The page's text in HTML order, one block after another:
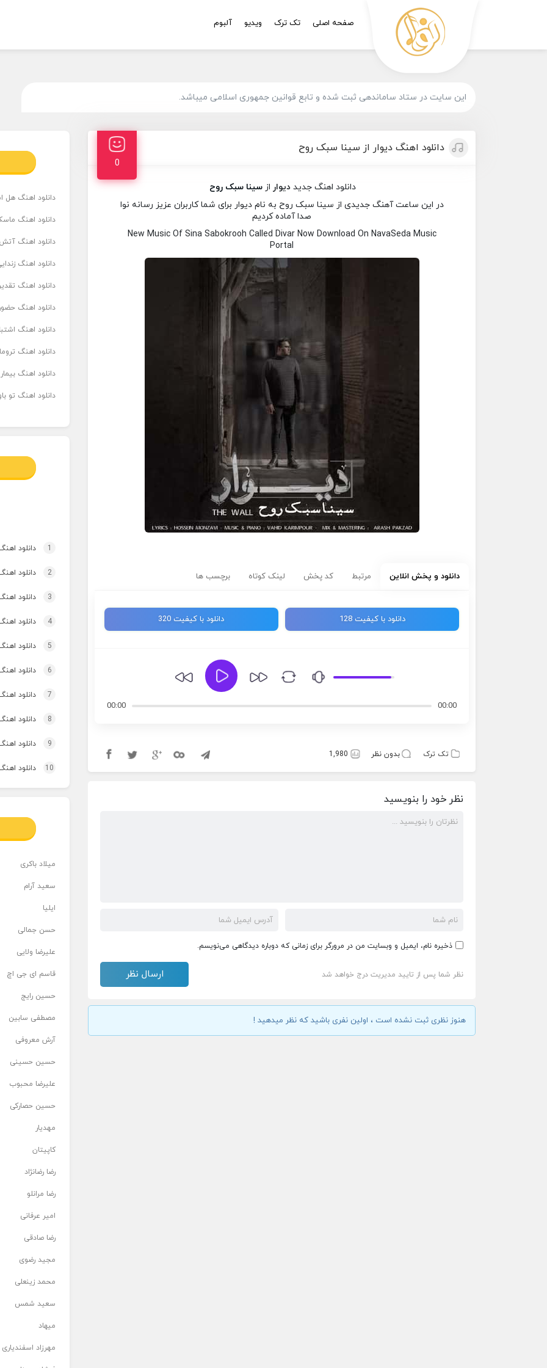
صفحه اصلی تک ترک ویدیو آلبوم
این سایت در ستاد ساماندهی ثبت شده و تابع قوانین جمهوری اسلامی میباشد.
دانلود اهنگ دیوار از سینا سبک روح
0
دانلود اهنگ جدیددیوار ازسینا سبک روح
در این ساعت آهنگ جدیدی از سینا سبک روح به نام دیوار برای شما کاربران عزیز رسانه نوا
صدا آماده کردیم
New Music Of Sina Sabokrooh Called Divar Now Download On NavaSeda Music
Portal
دانلود و پخش انلاین مرتبط کد پخش لینک کوتاه برچسب ها
دانلود با کیفیت 128 دانلود با کیفیت 320
00:00
00:00
تک ترک بدون نظر 1,980
نظر خود را بنویسید
ذخیره نام، ایمیل و وبسایت من در مرورگر برای زمانی که دوباره دیدگاهی می‌نویسم.
نظر شما پس از تایید مدیریت درج خواهد شد
هنوز نظری ثبت نشده است ، اولین نفری باشید که نظر میدهید !
دانلود اهنگ هل
دانلود اهنگ
دانلود اهنگ
دانلود اهنگ
دانلود اهنگ
دانلود اهنگ
دانلود اهنگ
دانلود اهنگ
دانلود اهنگ
دانلود اهنگ تو
1 دانلود
2 دانلود
3 دانلود اهنگ برنو
4 دانلود
5 دانلود
6 دانلود
7 دانلود
8 دانلود
9 دانلود
10 دانلود
میلاد باکری
سعید آرام
ایلیا
حسن جمالی
علیرضا ولایی
قاسم ای جی اچ
حسین رایج
مصطفی سابین
آرش معروفی
حسین حسینی
علیرضا محبوب
حسین حصارکی
مهدیار
کاپیتان
رضا رضانژاد
رضا مرانلو
امیر عرفانی
رضا صادقی
مجید رضوی
محمد زینعلی
سعید شمس
میهاد
مهرزاد اسفندیاری